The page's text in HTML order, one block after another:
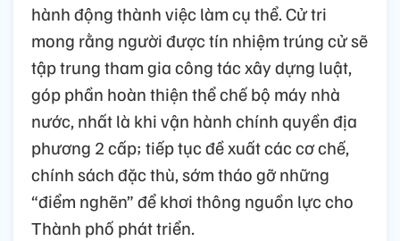
hành động thành việc làm cụ thể. Cử tri
mong rằng người được tín nhiệm trúng cử sẽ
tập trung tham gia công tác xây dựng luật,
góp phần hoàn thiện thể chế bộ máy nhà
nước, nhất là khi vận hành chính quyền địa
phương 2 cấp; tiếp tục đề xuất các cơ chế,
chính sách đặc thù, sớm tháo gỡ những
“điểm nghẽn” để khơi thông nguồn lực cho
Thành phố phát triển.